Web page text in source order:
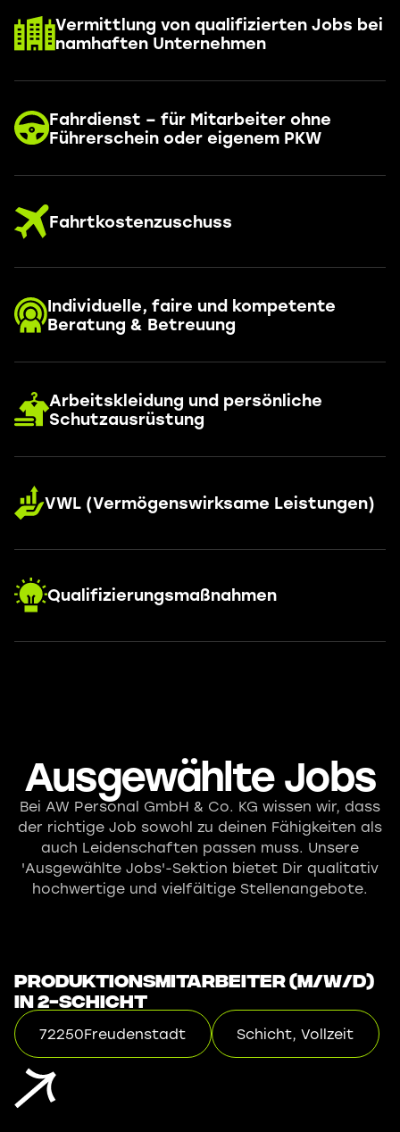
Vermittlung von qualifizierten Jobs bei
namhaften Unternehmen
Fahrdienst – für Mitarbeiter ohne
Führerschein oder eigenem PKW
Fahrtkostenzuschuss
Individuelle, faire und kompetente
Beratung & Betreuung
Arbeitskleidung und persönliche
Schutzausrüstung
VWL (Vermögenswirksame Leistungen)
Qualifizierungsmaßnahmen
Ausgewählte Jobs
Bei AW Personal GmbH & Co. KG wissen wir, dass
der richtige Job sowohl zu deinen Fähigkeiten als
auch Leidenschaften passen muss. Unsere
'Ausgewählte Jobs'-Sektion bietet Dir qualitativ
hochwertige und vielfältige Stellenangebote.
Produktionsmitarbeiter (m/w/d)
in 2-Schicht
72250Freudenstadt Schicht, Vollzeit